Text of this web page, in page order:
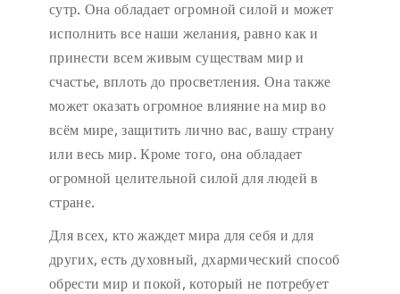
сутр. Она обладает огромной силой и может
исполнить все наши желания, равно как и
принести всем живым существам мир и
счастье, вплоть до просветления. Она также
может оказать огромное влияние на мир во
всём мире, защитить лично вас, вашу страну
или весь мир. Кроме того, она обладает
огромной целительной силой для людей в
стране.
Для всех, кто жаждет мира для себя и для
других, есть духовный, дхармический способ
обрести мир и покой, который не потребует